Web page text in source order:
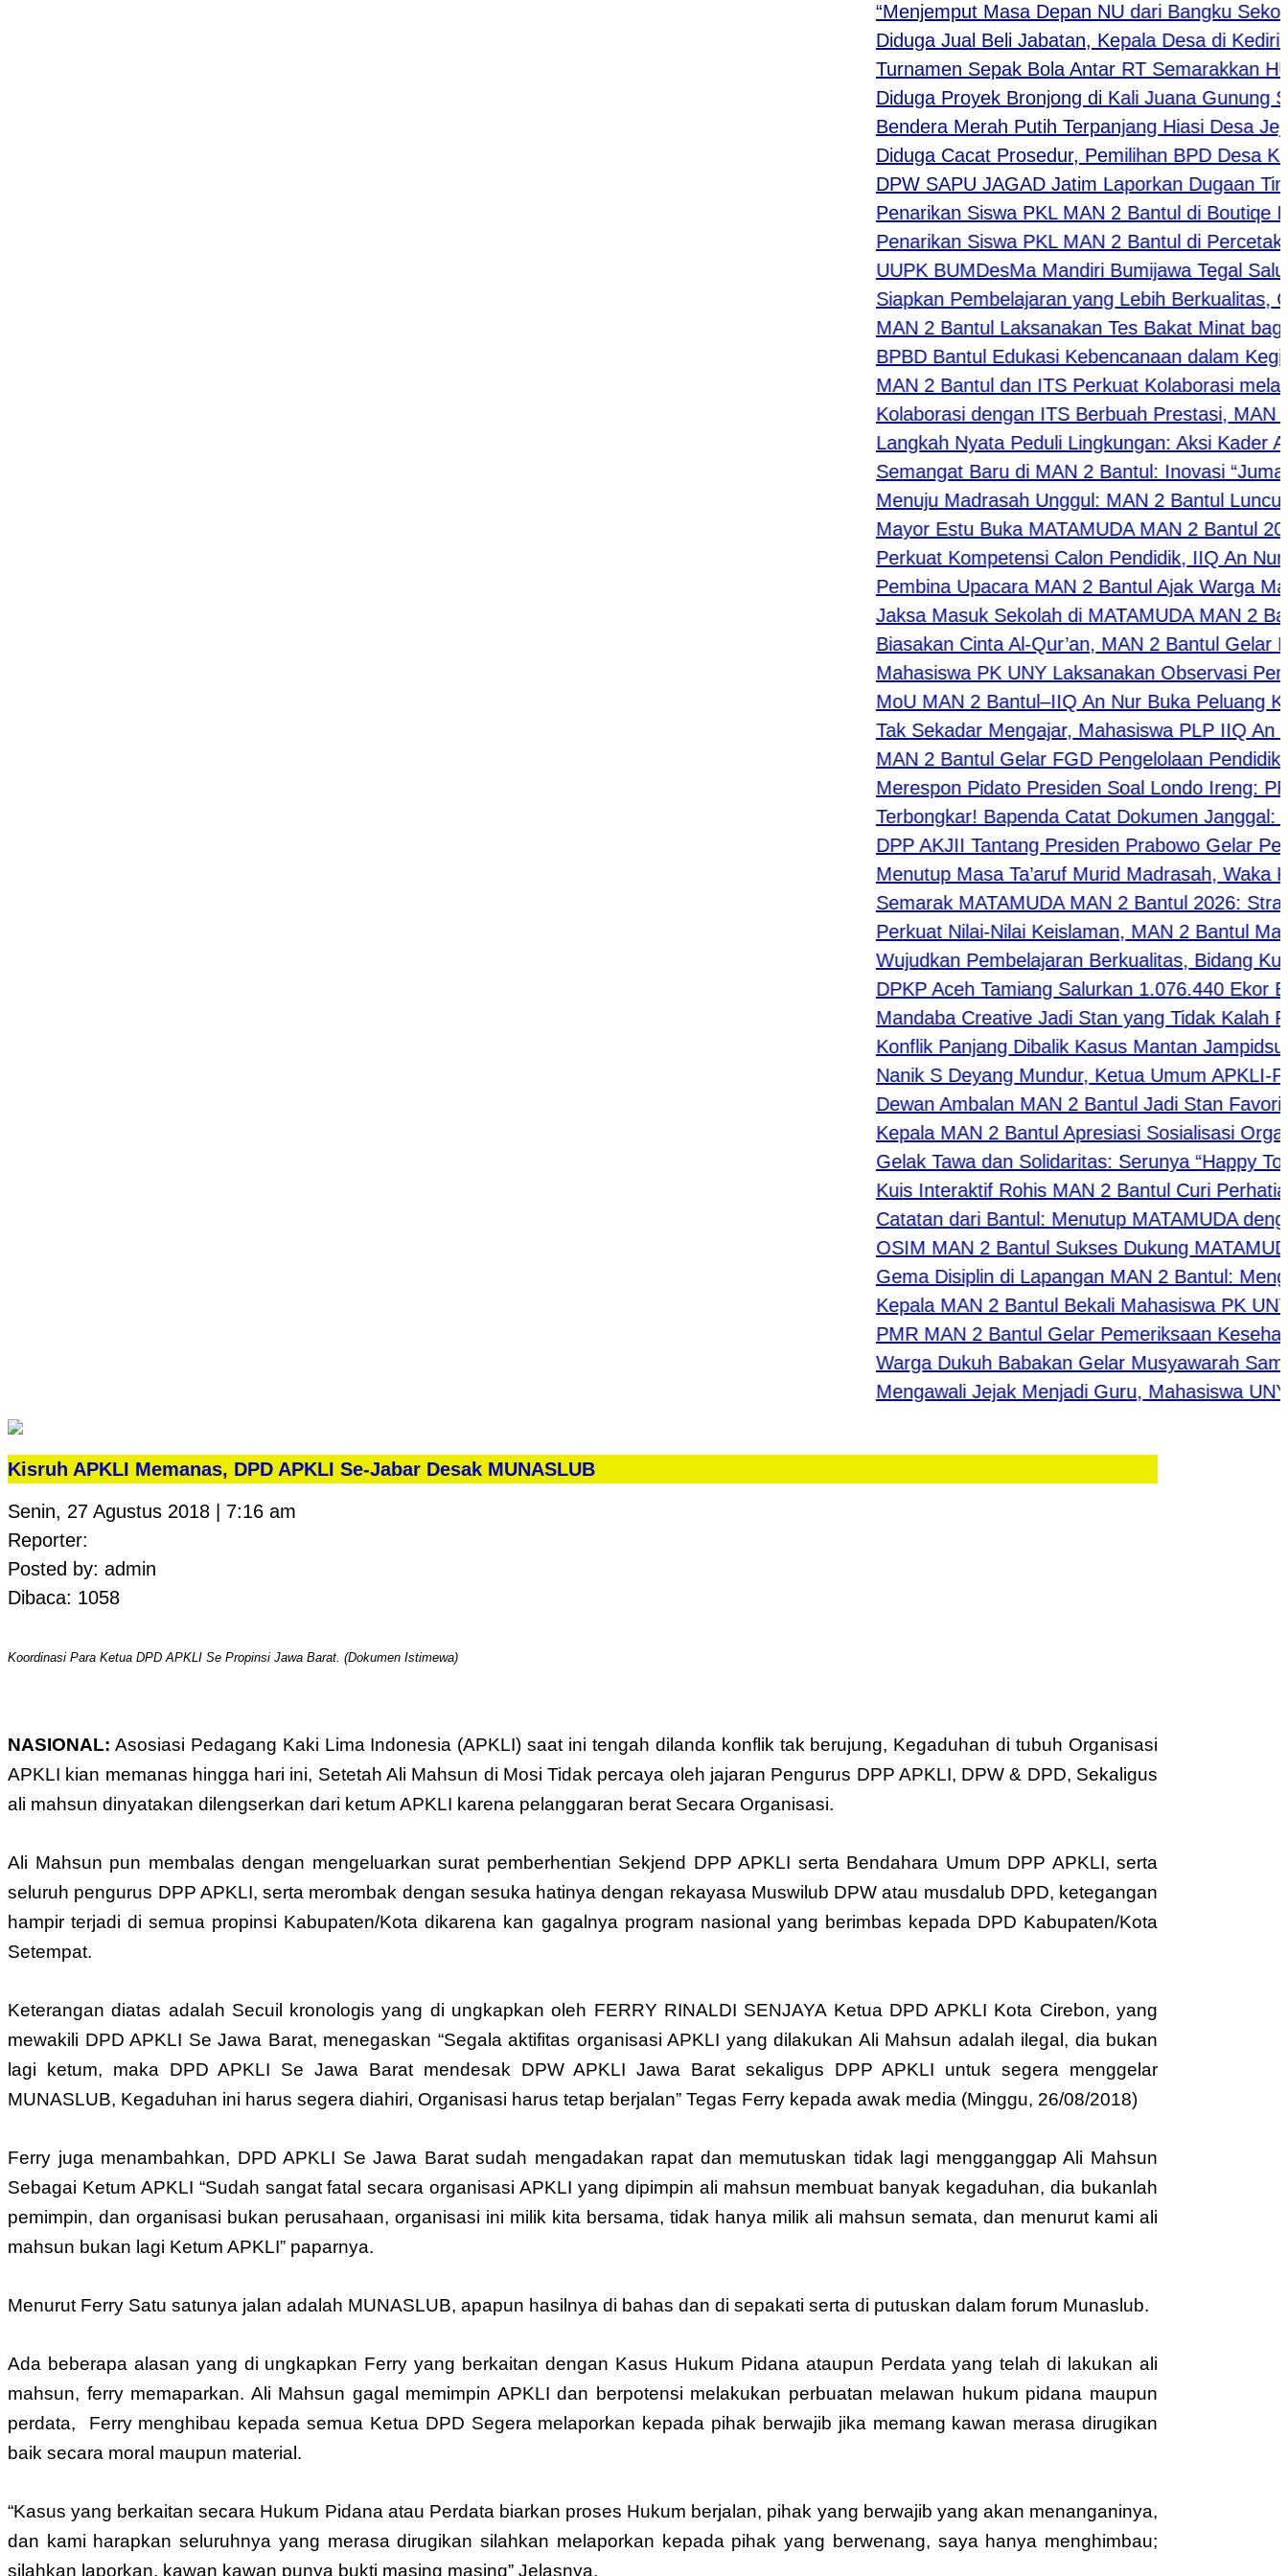
“Menjemput Masa Depan NU dari Bangku
Diduga Jual Beli Jabatan, Kepala Desa di Kediri
Turnamen Sepak Bola Antar RT Semarakkan
Diduga Proyek Bronjong di Kali Juana Gunung
Bendera Merah Putih Terpanjang Hiasi Desa
Diduga Cacat Prosedur, Pemilihan BPD Desa
DPW SAPU JAGAD Jatim Laporkan Dugaan
Penarikan Siswa PKL MAN 2 Bantul di Boutiqe IIng
Penarikan Siswa PKL MAN 2 Bantul di Percetakan
UUPK BUMDesMa Mandiri Bumijawa Tegal
Siapkan Pembelajaran yang Lebih Berkualitas,
MAN 2 Bantul Laksanakan Tes Bakat Minat bagi
BPBD Bantul Edukasi Kebencanaan dalam
MAN 2 Bantul dan ITS Perkuat Kolaborasi melalui
Kolaborasi dengan ITS Berbuah Prestasi, MAN 2
Langkah Nyata Peduli Lingkungan: Aksi Kader
Semangat Baru di MAN 2 Bantul: Inovasi “Jumat
Menuju Madrasah Unggul: MAN 2 Bantul
Mayor Estu Buka MATAMUDA MAN 2 Bantul
Perkuat Kompetensi Calon Pendidik, IIQ An Nur
Pembina Upacara MAN 2 Bantul Ajak Warga
Jaksa Masuk Sekolah di MATAMUDA MAN 2
Biasakan Cinta Al-Qur’an, MAN 2 Bantul Gelar
Mahasiswa PK UNY Laksanakan Observasi
MoU MAN 2 Bantul–IIQ An Nur Buka Peluang
Tak Sekadar Mengajar, Mahasiswa PLP IIQ An
MAN 2 Bantul Gelar FGD Pengelolaan Pendidik,
Merespon Pidato Presiden Soal Londo Ireng:
​Terbongkar! Bapenda Catat Dokumen Janggal:
DPP AKJII Tantang Presiden Prabowo Gelar
Menutup Masa Ta’aruf Murid Madrasah, Waka
Semarak MATAMUDA MAN 2 Bantul 2026:
Perkuat Nilai-Nilai Keislaman, MAN 2 Bantul
Wujudkan Pembelajaran Berkualitas, Bidang
DPKP Aceh Tamiang Salurkan 1.076.440 Ekor
Mandaba Creative Jadi Stan yang Tidak Kalah
Konflik Panjang Dibalik Kasus Mantan Jampidsus
Nanik S Deyang Mundur, Ketua Umum APKLI-P
Dewan Ambalan MAN 2 Bantul Jadi Stan Favorit
Kepala MAN 2 Bantul Apresiasi Sosialisasi
Gelak Tawa dan Solidaritas: Serunya “Happy
Kuis Interaktif Rohis MAN 2 Bantul Curi
Catatan dari Bantul: Menutup MATAMUDA
OSIM MAN 2 Bantul Sukses Dukung
Gema Disiplin di Lapangan MAN 2 Bantul:
Kepala MAN 2 Bantul Bekali Mahasiswa PK UNY:
PMR MAN 2 Bantul Gelar Pemeriksaan
Warga Dukuh Babakan Gelar Musyawarah
Mengawali Jejak Menjadi Guru, Mahasiswa UNY
Kisruh APKLI Memanas, DPD APKLI Se-Jabar Desak MUNASLUB
Senin, 27 Agustus 2018 | 7:16 am
Reporter:
Posted by: admin
Dibaca: 1058
Koordinasi Para Ketua DPD APKLI Se Propinsi Jawa Barat. (Dokumen Istimewa)
NASIONAL: Asosiasi Pedagang Kaki Lima Indonesia (APKLI) saat ini tengah dilanda konflik tak berujung, Kegaduhan di tubuh Organisasi
APKLI kian memanas hingga hari ini, Setetah Ali Mahsun di Mosi Tidak percaya oleh jajaran Pengurus DPP APKLI, DPW & DPD, Sekaligus
ali mahsun dinyatakan dilengserkan dari ketum APKLI karena pelanggaran berat Secara Organisasi.
Ali Mahsun pun membalas dengan mengeluarkan surat pemberhentian Sekjend DPP APKLI serta Bendahara Umum DPP APKLI, serta
seluruh pengurus DPP APKLI, serta merombak dengan sesuka hatinya dengan rekayasa Muswilub DPW atau musdalub DPD, ketegangan
hampir terjadi di semua propinsi Kabupaten/Kota dikarena kan gagalnya program nasional yang berimbas kepada DPD Kabupaten/Kota
Setempat.
Keterangan diatas adalah Secuil kronologis yang di ungkapkan oleh FERRY RINALDI SENJAYA Ketua DPD APKLI Kota Cirebon, yang
mewakili DPD APKLI Se Jawa Barat, menegaskan “Segala aktifitas organisasi APKLI yang dilakukan Ali Mahsun adalah ilegal, dia bukan
lagi ketum, maka DPD APKLI Se Jawa Barat mendesak DPW APKLI Jawa Barat sekaligus DPP APKLI untuk segera menggelar
MUNASLUB, Kegaduhan ini harus segera diahiri, Organisasi harus tetap berjalan” Tegas Ferry kepada awak media (Minggu, 26/08/2018)
Ferry juga menambahkan, DPD APKLI Se Jawa Barat sudah mengadakan rapat dan memutuskan tidak lagi mengganggap Ali Mahsun
Sebagai Ketum APKLI “Sudah sangat fatal secara organisasi APKLI yang dipimpin ali mahsun membuat banyak kegaduhan, dia bukanlah
pemimpin, dan organisasi bukan perusahaan, organisasi ini milik kita bersama, tidak hanya milik ali mahsun semata, dan menurut kami ali
mahsun bukan lagi Ketum APKLI” paparnya.
Menurut Ferry Satu satunya jalan adalah MUNASLUB, apapun hasilnya di bahas dan di sepakati serta di putuskan dalam forum Munaslub.
Ada beberapa alasan yang di ungkapkan Ferry yang berkaitan dengan Kasus Hukum Pidana ataupun Perdata yang telah di lakukan ali
mahsun, ferry memaparkan. Ali Mahsun gagal memimpin APKLI dan berpotensi melakukan perbuatan melawan hukum pidana maupun
perdata, Ferry menghibau kepada semua Ketua DPD Segera melaporkan kepada pihak berwajib jika memang kawan merasa dirugikan
baik secara moral maupun material.
“Kasus yang berkaitan secara Hukum Pidana atau Perdata biarkan proses Hukum berjalan, pihak yang berwajib yang akan menanganinya,
dan kami harapkan seluruhnya yang merasa dirugikan silahkan melaporkan kepada pihak yang berwenang, saya hanya menghimbau;
silahkan laporkan, kawan kawan punya bukti masing masing” Jelasnya.